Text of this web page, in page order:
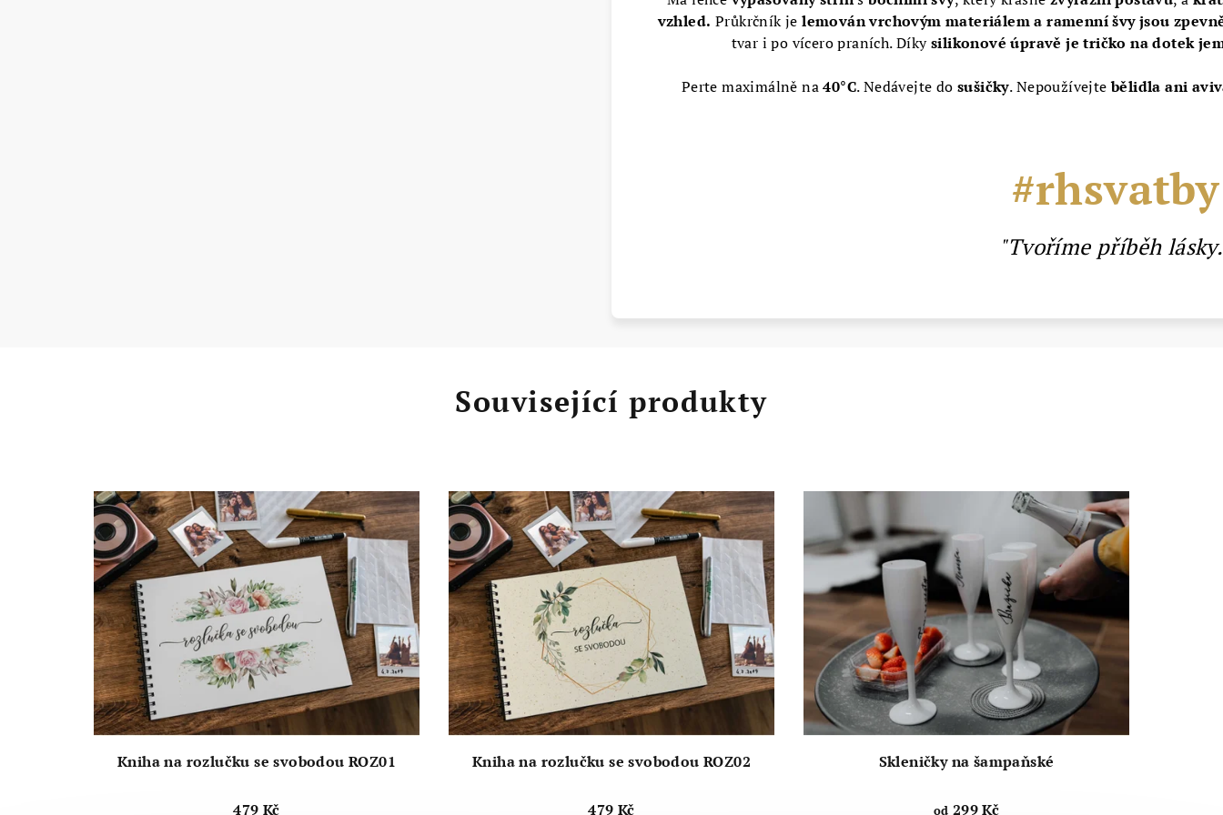
vzhled. Průkrčník jelemován vrchovým materiálem a ramenní švy jsou
tvar i po vícero praních. Díkysilikonové úpravě je tričko na dotek
Perte maximálně na40°C. Nedávejte dosušičky. Nepoužívejtebělidla ani
#rhsvatby
"Tvoříme příběh
Související produkty
Kniha na rozlučku se svobodou ROZ01
479 Kč
Kniha na rozlučku se svobodou ROZ02
479 Kč
Skleničky na šampaňské
od 299 Kč